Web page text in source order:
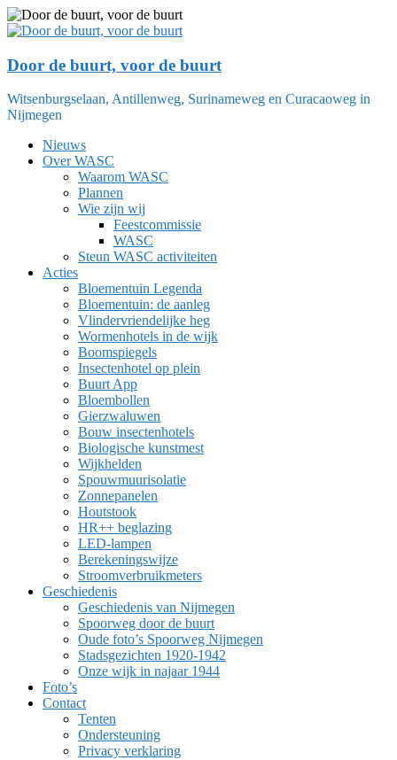
Ga
naar
inhoud
Door de buurt, voor de buurt
Witsenburgselaan, Antillenweg, Surinameweg en Curacaoweg in
Nijmegen
Nieuws
Over WASC
Waarom WASC
Plannen
Wie zijn wij
Feestcommissie
WASC
Steun WASC activiteiten
Acties
Bloementuin Legenda
Bloementuin: de aanleg
Vlindervriendelijke heg
Wormenhotels in de wijk
Boomspiegels
Insectenhotel op plein
Buurt App
Bloembollen
Gierzwaluwen
Bouw insectenhotels
Biologische kunstmest
Wijkhelden
Spouwmuurisolatie
Zonnepanelen
Houtstook
HR++ beglazing
LED-lampen
Berekeningswijze
Stroomverbruikmeters
Geschiedenis
Geschiedenis van Nijmegen
Spoorweg door de buurt
Oude foto’s Spoorweg Nijmegen
Stadsgezichten 1920-1942
Onze wijk in najaar 1944
Foto’s
Contact
Tenten
Ondersteuning
Privacy verklaring